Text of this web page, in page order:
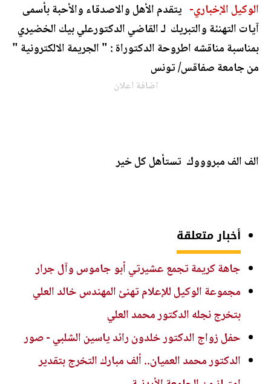
الوكيل الإخباري- يتقدم الأهل والاصدقاء والأحبة بأسمى
آيات التهنئة والتبريك لـ القاضي الدكتورعلي بيك الخضيري
بمناسبة مناقشه اطروحة الدكتوراة : " الجريمة الالكترونية "
من جامعة صفاقس/ تونس
اضافة اعلان
الف الف مبروووك تستأهل كل خير
أخبار متعلقة
جاهة كريمة تجمع عشيرتي أبو جاموس وآل جرار
مجموعة الوكيل للإعلام تهنئ المهندس خالد العلي
بتخرج نجله الدكتور محمد العلي
حفل زواج الدكتور خلدون رائد ياسين الشلبي - صور
الدكتور محمد العميان.. ألف مبارك التخرج بتقدير